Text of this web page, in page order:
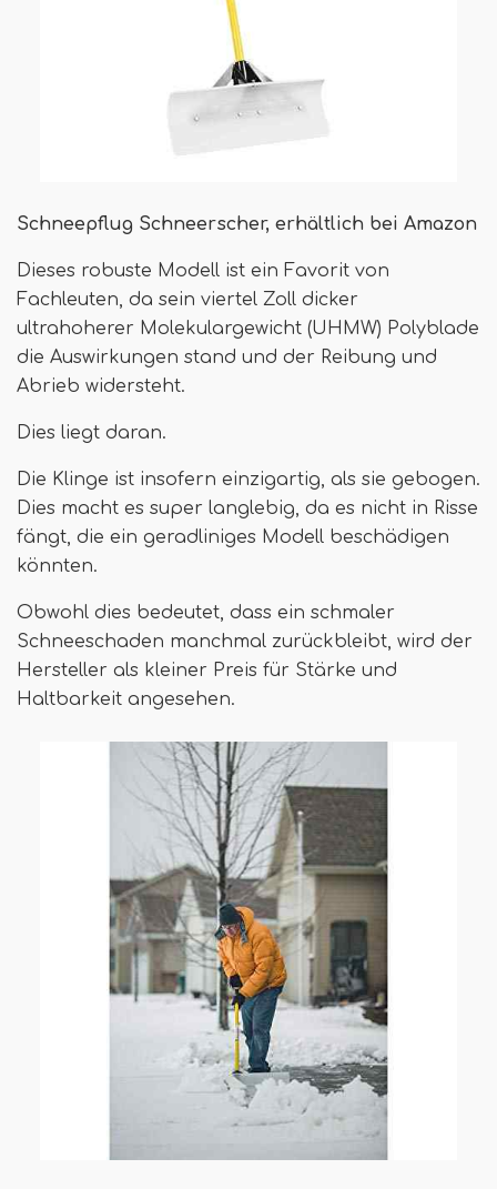
Schneepflug Schneerscher, erhältlich bei Amazon
Dieses robuste Modell ist ein Favorit von
Fachleuten, da sein viertel Zoll dicker
ultrahoherer Molekulargewicht (UHMW) Polyblade
die Auswirkungen stand und der Reibung und
Abrieb widersteht.
Dies liegt daran.
Die Klinge ist insofern einzigartig, als sie gebogen.
Dies macht es super langlebig, da es nicht in Risse
fängt, die ein geradliniges Modell beschädigen
könnten.
Obwohl dies bedeutet, dass ein schmaler
Schneeschaden manchmal zurückbleibt, wird der
Hersteller als kleiner Preis für Stärke und
Haltbarkeit angesehen.